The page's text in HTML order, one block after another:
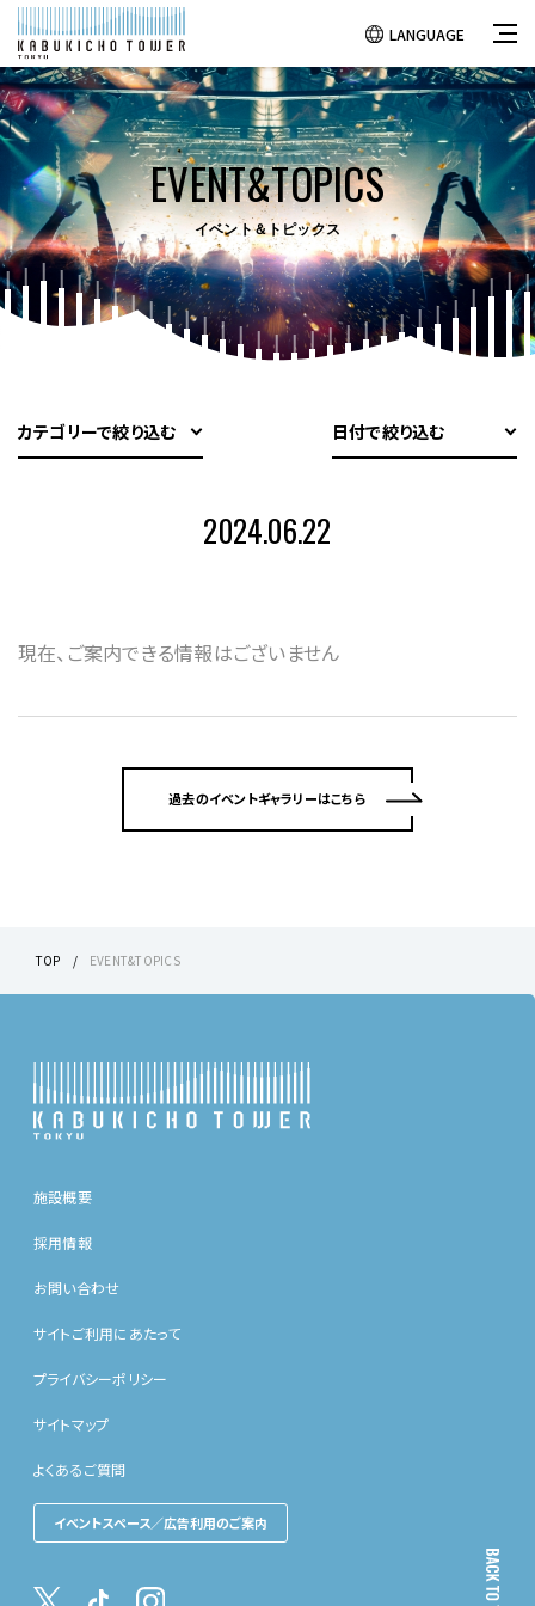
LANGUAGE
EVENT&TOPICS
イベント＆トピックス
カテゴリーで絞り込む 日付で絞り込む
2024.06.22
現在、ご案内できる情報はございません
過去のイベントギャラリーはこちら
TOP EVENT&TOPICS
施設概要
採用情報
お問い合わせ
サイトご利用にあたって
プライバシーポリシー
サイトマップ
よくあるご質問
イベントスペース／広告利用のご案内